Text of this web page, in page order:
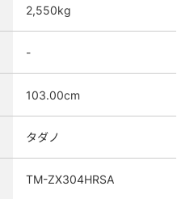
2,550kg
-
103.00cm
タダノ
TM-ZX304HRSA